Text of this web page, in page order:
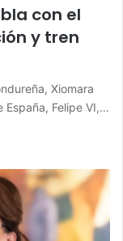
con el
y tren
Xiomara
España, Felipe VI,…